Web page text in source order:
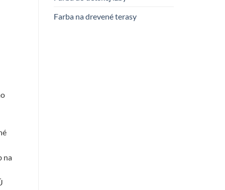
na
Farba na drevené terasy